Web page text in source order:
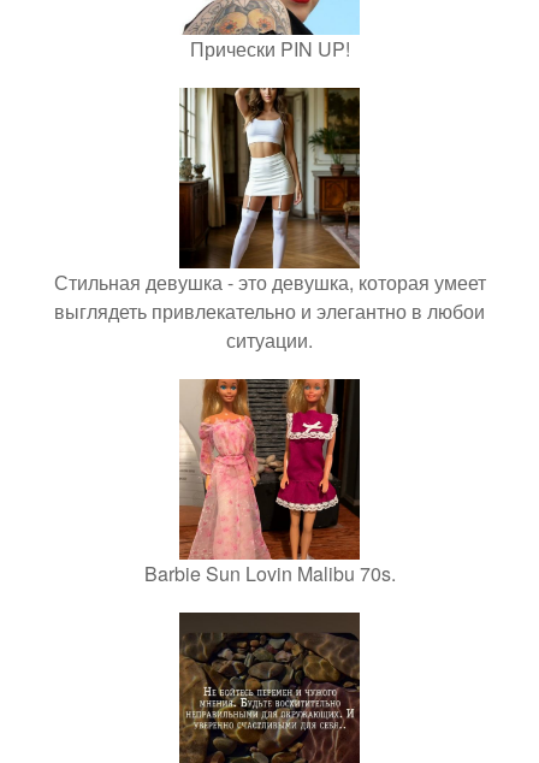
Прически PIN UP!
Стильная девушка - это девушка, которая умеет
выглядеть привлекательно и элегантно в любои
ситуации.
Barbie Sun Lovin Malibu 70s.